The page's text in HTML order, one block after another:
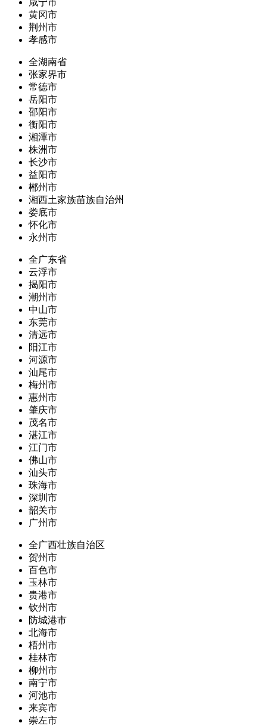
咸宁市
黄冈市
荆州市
孝感市
全湖南省
张家界市
常德市
岳阳市
邵阳市
衡阳市
湘潭市
株洲市
长沙市
益阳市
郴州市
湘西土家族苗族自治州
娄底市
怀化市
永州市
全广东省
云浮市
揭阳市
潮州市
中山市
东莞市
清远市
阳江市
河源市
汕尾市
梅州市
惠州市
肇庆市
茂名市
湛江市
江门市
佛山市
汕头市
珠海市
深圳市
韶关市
广州市
全广西壮族自治区
贺州市
百色市
玉林市
贵港市
钦州市
防城港市
北海市
梧州市
桂林市
柳州市
南宁市
河池市
来宾市
崇左市